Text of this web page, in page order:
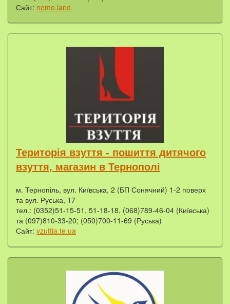
Сайт: nemo.land
Територія взуття - пошиття дитячого
взуття, магазин в Тернополі
м. Тернопіль, вул. Київська, 2 (БП Сонячний) 1-2 поверх
та вул. Руська, 17
тел.: (0352)51-15-51, 51-18-18, (068)789-46-04 (Київська)
та (097)810-33-20; (050)700-11-69 (Руська)
Сайт: vzuttia.te.ua